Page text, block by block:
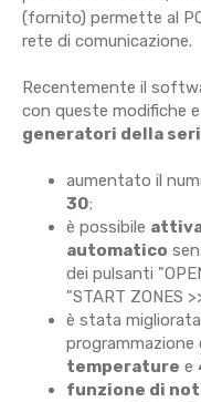
(fornito) permette al
rete di comunicazione.
Recentemente il
con queste modifiche e
generatori della
aumentato il
30;
è possibile
automatico
dei pulsanti
"START ZONES
è stata
programmazione
temperature e
funzione di